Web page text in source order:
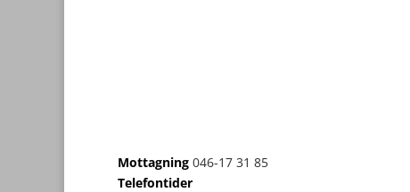
Mottagning 046-17 31 85
Telefontider